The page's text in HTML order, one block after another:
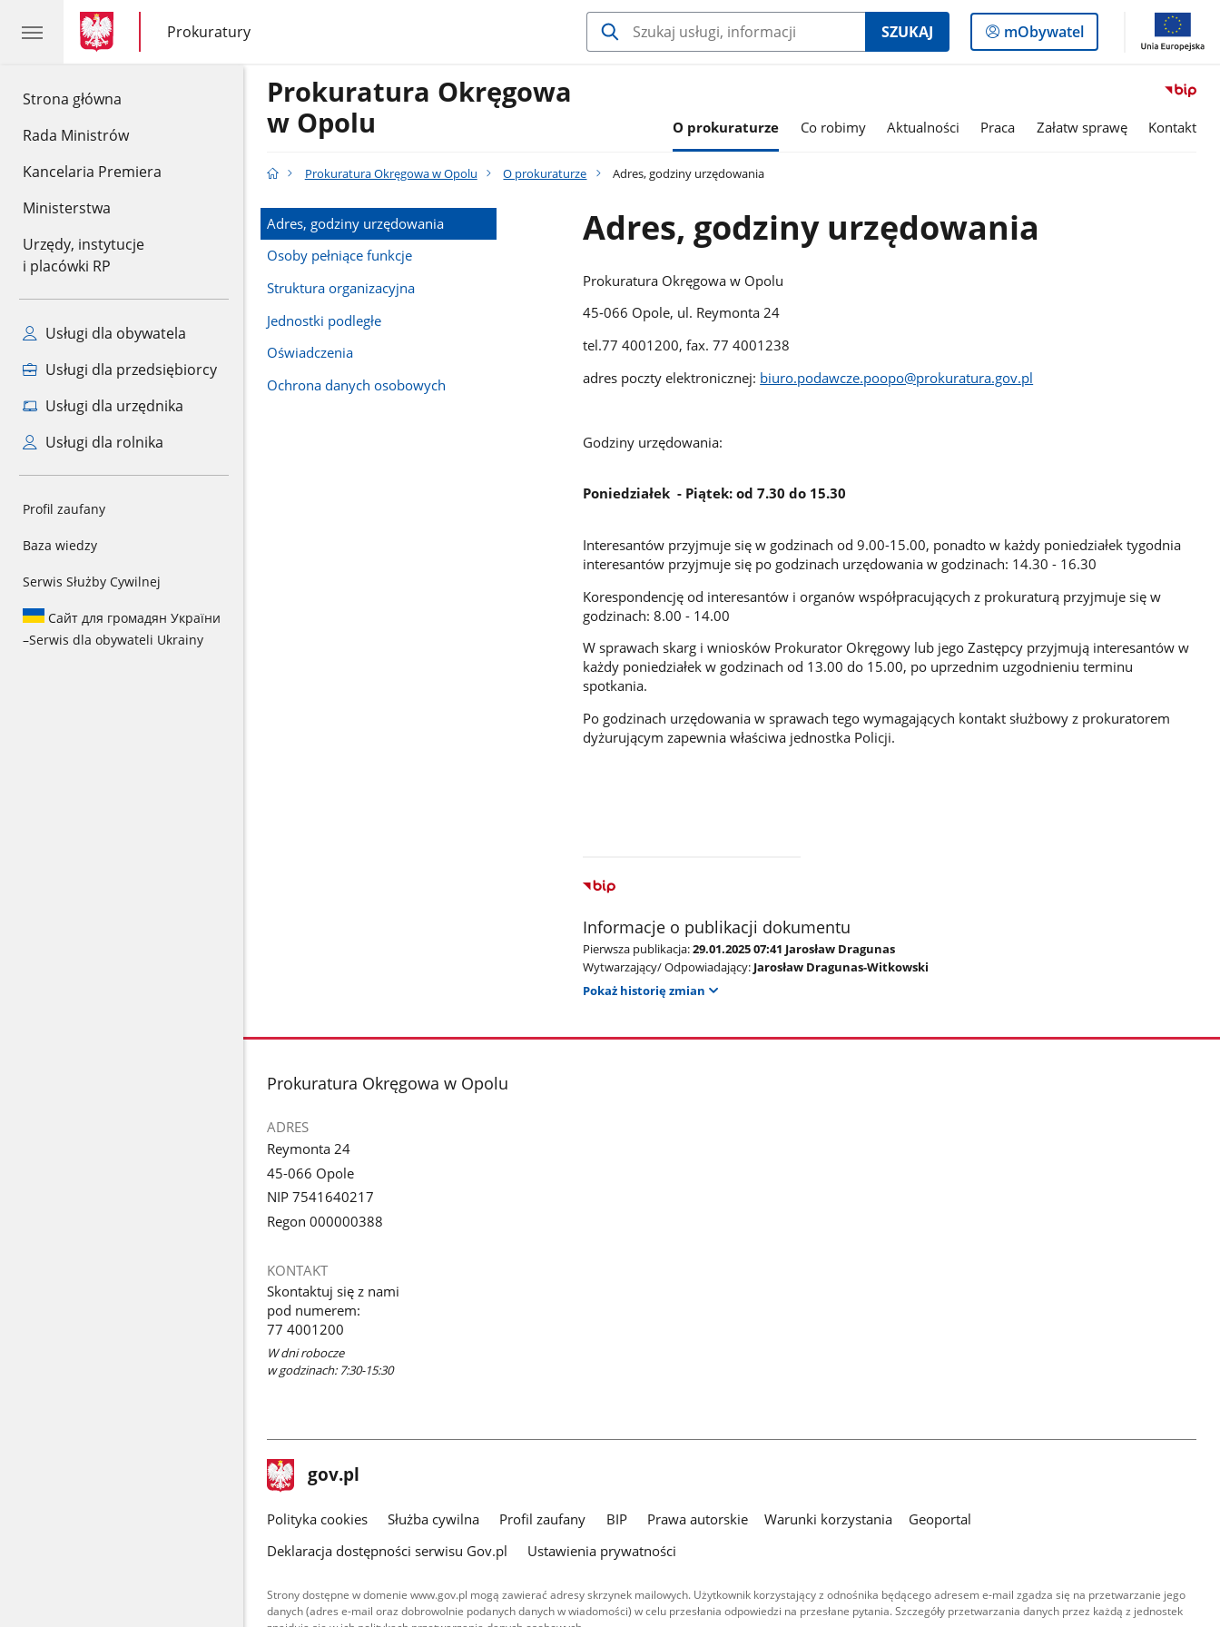
Strona główna
Rada Ministrów
Kancelaria Premiera
Ministerstwa
Urzędy, instytucje
i placówki RP
Usługi dla obywatela
Usługi dla przedsiębiorcy
Usługi dla urzędnika
Usługi dla rolnika
Profil zaufany
Baza wiedzy
Serwis Służby Cywilnej
Сайт для громадян України
–Serwis dla obywateli Ukrainy
gov.pl
gov.pl
Prokuratury
gov.pl
Prokuratury SZUKAJ
Logowanie
do
mObywatel
Prokuratura Okręgowa
w Opolu
O prokuraturze Co robimy Aktualności Praca Załatw sprawę Kontakt
Prokuratura Okręgowa w Opolu O prokuraturze Adres, godziny urzędowania
Adres, godziny urzędowania
Osoby pełniące funkcje
Struktura organizacyjna
Jednostki podległe
Oświadczenia
Ochrona danych osobowych
Adres, godziny urzędowania
Prokuratura Okręgowa w Opolu
45-066 Opole, ul. Reymonta 24
tel.77 4001200, fax. 77 4001238
adres poczty elektronicznej: biuro.podawcze.poopo@prokuratura.gov.pl
Godziny urzędowania:
Poniedziałek - Piątek: od 7.30 do 15.30
Interesantów przyjmuje się w godzinach od 9.00-15.00, ponadto w każdy poniedziałek tygodnia
interesantów przyjmuje się po godzinach urzędowania w godzinach: 14.30 - 16.30
Korespondencję od interesantów i organów współpracujących z prokuraturą przyjmuje się w
godzinach: 8.00 - 14.00
W sprawach skarg i wniosków Prokurator Okręgowy lub jego Zastępcy przyjmują interesantów w
każdy poniedziałek w godzinach od 13.00 do 15.00, po uprzednim uzgodnieniu terminu
spotkania.
Po godzinach urzędowania w sprawach tego wymagających kontakt służbowy z prokuratorem
dyżurującym zapewnia właściwa jednostka Policji.
Informacje o publikacji dokumentu
Pierwsza publikacja:29.01.2025 07:41 Jarosław Dragunas
Wytwarzający/ Odpowiadający: Jarosław Dragunas-Witkowski
Pokaż historię zmian
stopka
Prokuratura Okręgowa w Opolu
ADRES
Reymonta 24
45-066 Opole
NIP 7541640217
Regon 000000388
KONTAKT
Skontaktuj się z nami
pod numerem:
77 4001200
W dni robocze
w godzinach: 7:30-15:30
stopka
gov.pl Strona
gov.pl
gov.pl
Polityka cookies Służba cywilna Profil zaufany BIP Prawa autorskie Warunki korzystania
Geoportal
Deklaracja dostępności serwisu Gov.pl
Ustawienia prywatności
Strony dostępne w domenie www.gov.pl mogą zawierać adresy skrzynek mailowych. Użytkownik korzystający z odnośnika będącego adresem e-mail zgadza się na przetwarzanie jego
danych (adres e-mail oraz dobrowolnie podanych danych w wiadomości) w celu przesłania odpowiedzi na przesłane pytania. Szczegóły przetwarzania danych przez każdą z jednostek